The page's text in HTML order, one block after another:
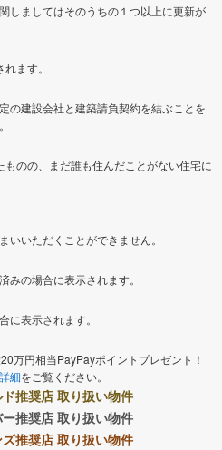
しましてはそのうちの１つ以上に更新が
ます。
の建設会社と建築請負契約を結ぶことを
のの、まだ誰も住んだことがない住宅に
いただくことができません。
みの場合に表示されます。
に表示されます。
万円相当PayPayポイントプレゼント！
細をご覧ください。
ド推奨店 取り扱い物件
推奨店 取り扱い物件
推奨店 取り扱い物件